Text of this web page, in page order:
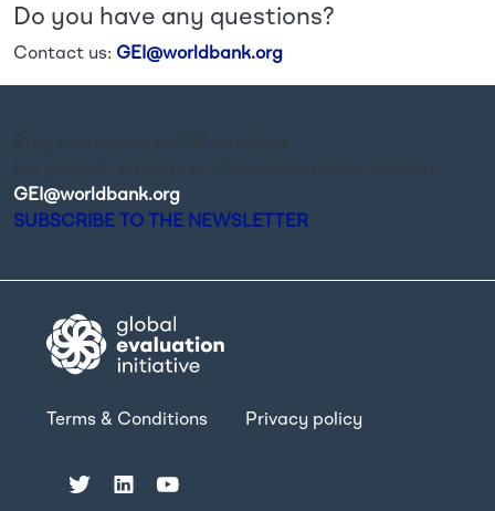
Do you have any questions?
Contact us: GEI@worldbank.org
GEI@worldbank.org
SUBSCRIBE TO THE NEWSLETTER
Terms & Conditions Privacy policy